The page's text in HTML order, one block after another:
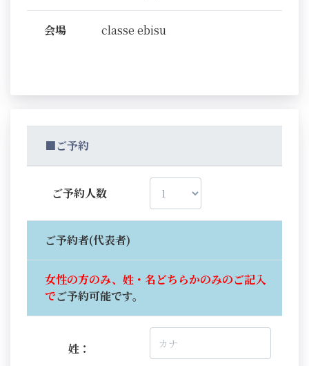
会場 classe ebisu
■ご予約
ご予約人数
ご予約者(代表者)
女性の方のみ、姓・名どちらかのみのご記入
でご予約可能です。
姓：